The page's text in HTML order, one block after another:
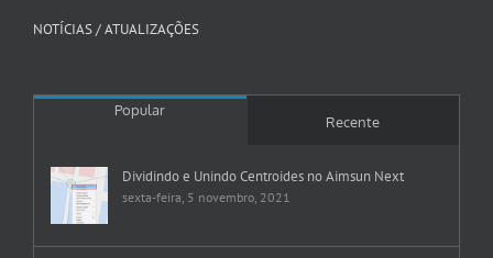
NOTÍCIAS / ATUALIZAÇÕES
Popular
Recente
Dividindo e Unindo Centroides no Aimsun Next
sexta-feira, 5 novembro, 2021